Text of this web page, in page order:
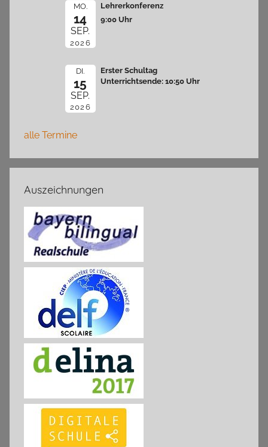
MO.
14
SEP.
2026
Lehrerkonferenz
9:00 Uhr
DI.
15
SEP.
2026
Erster Schultag
Unterrichtsende: 10:50 Uhr
alle Termine
Auszeichnungen